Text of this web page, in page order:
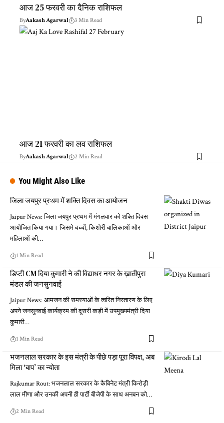
आज 25 फरवरी का दैनिक राशिफल
ByAakash Agarwal 3 Min Read
आज 21 फरवरी का लव राशिफल
ByAakash Agarwal 2 Min Read
You Might Also Like
जिला जयपुर प्रथम में शक्ति दिवस का आयोजन
Jaipur News: जिला जयपुर प्रथम में मंगलवार को शक्ति दिवस
आयोजित किया गया। जिसमे बच्चों, किशोरी बालिकाओं और
महिलाओं की…
1 Min Read
डिप्टी CM दिया कुमारी ने की विद्याधर नगर के ख़ातीपुरा
मंडल की जनसुनवाई
Jaipur News: आमजन की समस्याओं के त्वरित निस्तारण के लिए
अपने जनसुनवाई कार्यक्रम की दूसरी कड़ी में उपमुख्यमंत्री दिया
कुमारी…
1 Min Read
भजनलाल सरकार के इस मंत्री के पीछे पड़ा पूरा विपक्ष, अब
मिला ‘बाप’ का न्योता
Rajkumar Rout: भजनलाल सरकार के कैबिनेट मंत्री किरोड़ी
लाल मीणा और उनकी अपनी ही पार्टी बीजेपी के साथ अनबन को…
2 Min Read